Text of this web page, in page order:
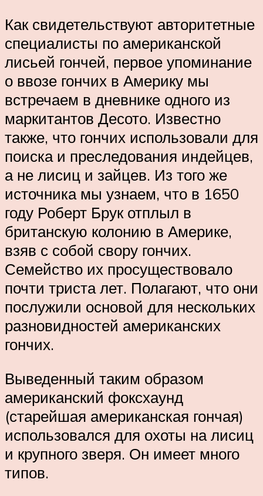
Как свидетельствуют авторитетные
специалисты по американской
лисьей гончей, первое упоминание
о ввозе гончих в Америку мы
встречаем в дневнике одного из
маркитантов Десото. Известно
также, что гончих использовали для
поиска и преследования индейцев,
а не лисиц и зайцев. Из того же
источника мы узнаем, что в 1650
году Роберт Брук отплыл в
британскую колонию в Америке,
взяв с собой свору гончих.
Семейство их просуществовало
почти триста лет. Полагают, что они
послужили основой для нескольких
разновидностей американских
гончих.
Выведенный таким образом
американский фоксхаунд
(старейшая американская гончая)
использовался для охоты на лисиц
и крупного зверя. Он имеет много
типов.